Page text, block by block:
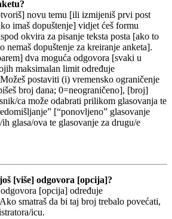
novu temu [ili izmijeniš prvi post
imaš dopuštenje] vidjet ćeš formu
okvira za pisanje teksta posta [ako to
nemaš dopuštenje za kreiranje anketa].
dva moguća odgovora [svaki u
maksimalan limit određuje
postaviti (i) vremensko ograničenje
broj dana; 0=neograničeno], [broj]
ca može odabrati prilikom glasovanja te
[“ponovljeno” glasovanje
glasa/ova te glasovanje za drugu/e
[više] odgovora [opcija]?
[opcija] određuje
smatraš da bi taj broj trebalo povećati,
icu.